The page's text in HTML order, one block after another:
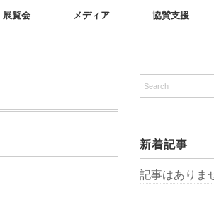
展覧会 メディア 協賛支援
新着記事
記事はありま